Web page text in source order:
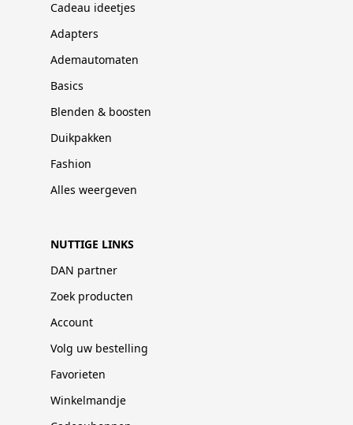
Cadeau ideetjes
Adapters
Ademautomaten
Basics
Blenden & boosten
Duikpakken
Fashion
Alles weergeven
NUTTIGE LINKS
DAN partner
Zoek producten
Account
Volg uw bestelling
Favorieten
Winkelmandje